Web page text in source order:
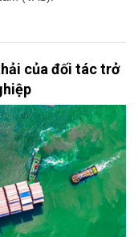
của đối tác trở